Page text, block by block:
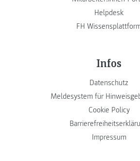
Helpdesk
FH
Infos
Datenschutz
Meldesystem für
Cookie Policy
Impressum